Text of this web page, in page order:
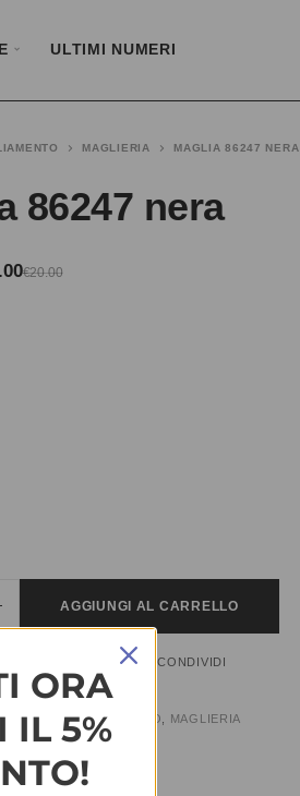
ULTIMI NUMERI
MAGLIERIA MAGLIA 86247 NERA
86247 nera
€20.00
AGGIUNGI AL CARRELLO
CONDIVIDI
ABBIGLIAMENTO MAGLIERIA
ORA
IL 5%